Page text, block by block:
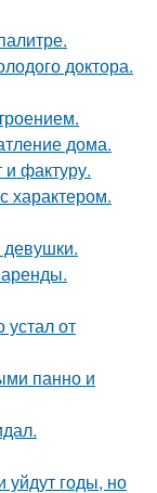
доктора.
дома.
и фактуру.
характером.
аренды.
устал от
панно и
уйдут годы, но